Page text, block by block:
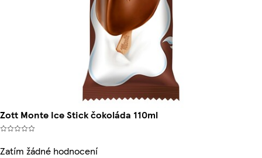
Zott Monte Ice Stick čokoláda 110ml
Zatím žádné hodnocení